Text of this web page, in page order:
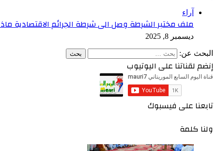
آراء
ملف مختبر الشرطة وصل الى شرطة الجرائم الاقتصادية
ديسمبر 8, 2025
البحث عن:
إنضم لقناتنا على اليوتيوب
تابعنا على فيسبوك
ولنا كلمة